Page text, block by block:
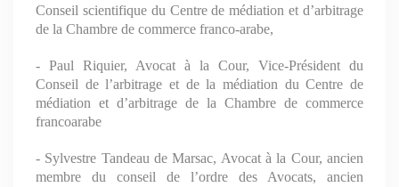
Conseil scientifique du Centre de médiation et d’arbitrage
de la Chambre de commerce franco-arabe,
- Paul Riquier, Avocat à la Cour, Vice-Président du
Conseil de l’arbitrage et de la médiation du Centre de
médiation et d’arbitrage de la Chambre de commerce
francoarabe
- Sylvestre Tandeau de Marsac, Avocat à la Cour, ancien
membre du conseil de l’ordre des Avocats, ancien